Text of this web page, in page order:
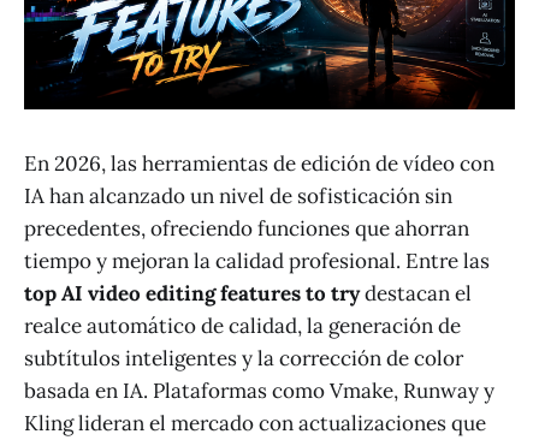
En 2026, las herramientas de edición de vídeo con
IA han alcanzado un nivel de sofisticación sin
precedentes, ofreciendo funciones que ahorran
tiempo y mejoran la calidad profesional. Entre las
top AI video editing features to trydestacan el
realce automático de calidad, la generación de
subtítulos inteligentes y la corrección de color
basada en IA. Plataformas como Vmake, Runway y
Kling lideran el mercado con actualizaciones que